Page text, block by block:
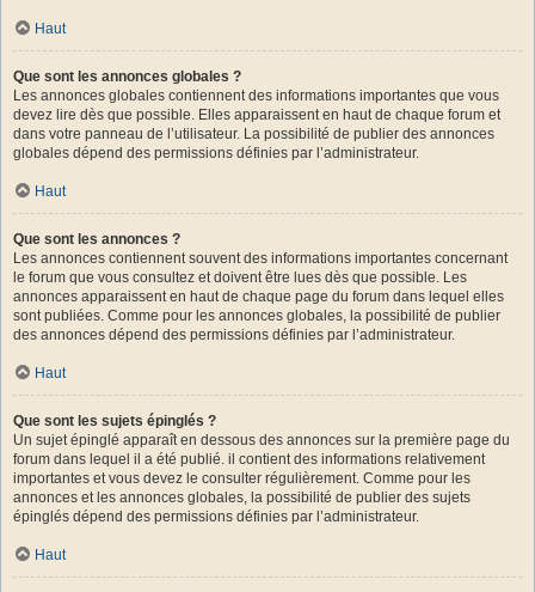
Haut
Que sont les annonces globales ?
Les annonces globales contiennent des informations importantes que vous
devez lire dès que possible. Elles apparaissent en haut de chaque forum et
dans votre panneau de l’utilisateur. La possibilité de publier des annonces
globales dépend des permissions définies par l’administrateur.
Haut
Que sont les annonces ?
Les annonces contiennent souvent des informations importantes concernant
le forum que vous consultez et doivent être lues dès que possible. Les
annonces apparaissent en haut de chaque page du forum dans lequel elles
sont publiées. Comme pour les annonces globales, la possibilité de publier
des annonces dépend des permissions définies par l’administrateur.
Haut
Que sont les sujets épinglés ?
Un sujet épinglé apparaît en dessous des annonces sur la première page du
forum dans lequel il a été publié. il contient des informations relativement
importantes et vous devez le consulter régulièrement. Comme pour les
annonces et les annonces globales, la possibilité de publier des sujets
épinglés dépend des permissions définies par l’administrateur.
Haut